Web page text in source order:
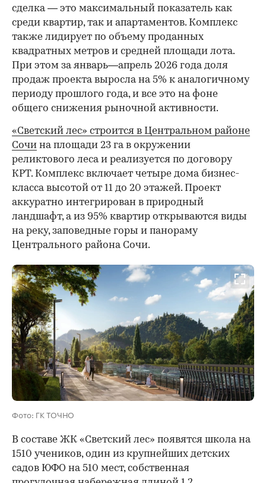
сделка — это максимальный показатель как
среди квартир, так и апартаментов. Комплекс
также лидирует по объему проданных
квадратных метров и средней площади лота.
При этом за январь—апрель 2026 года доля
продаж проекта выросла на 5% к аналогичному
периоду прошлого года, и все это на фоне
общего снижения рыночной активности.
«Светский лес» строится в Центральном районе
Сочи на площади 23 га в окружении
реликтового леса и реализуется по договору
КРТ. Комплекс включает четыре дома бизнес-
класса высотой от 11 до 20 этажей. Проект
аккуратно интегрирован в природный
ландшафт, а из 95% квартир открываются виды
на реку, заповедные горы и панораму
Центрального района Сочи.
Фото: ГК ТОЧНО
В составе ЖК «Светский лес» появятся школа на
1510 учеников, один из крупнейших детских
садов ЮФО на 510 мест, собственная